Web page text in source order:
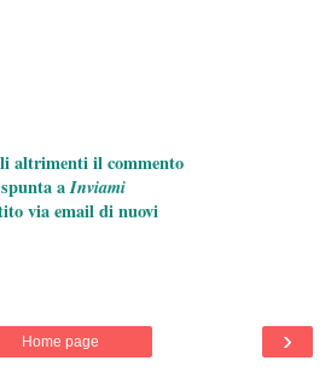
altrimenti il commento
aInviami
via email di nuovi
›
Home page